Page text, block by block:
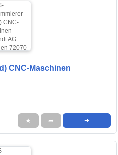
CNC-Maschinen
★ ➦ ➜